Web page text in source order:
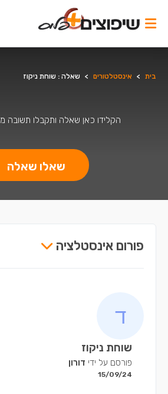
בית > אינסטלטורים > שאלה : שוחת ניקוז
הקלידו כאן שאלה ותקבלו תשובה
שאלו שאלה
פורום אינסטלציה
שוחת ניקוז
פורסם על ידי דורון
15/09/24